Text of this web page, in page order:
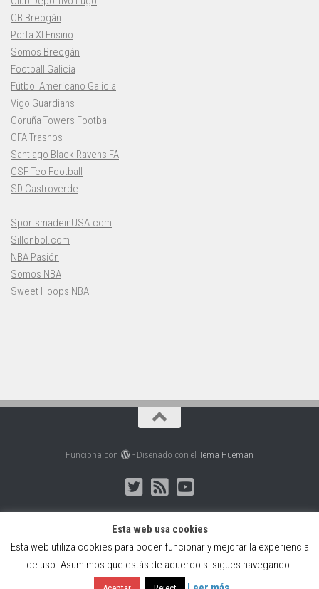
CB Breogán
Porta XI Ensino
Somos Breogán
Football Galicia
Fútbol Americano Galicia
Vigo Guardians
Coruña Towers Football
CFA Trasnos
Santiago Black Ravens FA
CSF Teo Football
SD Castroverde
SportsmadeinUSA.com
Sillonbol.com
NBA Pasión
Somos NBA
Sweet Hoops NBA
Funciona con - Diseñado con el Tema Hueman
Web creada, alojada y mantenida por Café Dixital SL - 2026.
Visítanos enhttps://cafedixital.como ponte en contacto con
nosotros en
info@cafedixital.com
Esta web usa cookies
Esta web utiliza cookies para poder funcionar y mejorar la experiencia
de uso. Asumimos que estás de acuerdo si sigues navegando.